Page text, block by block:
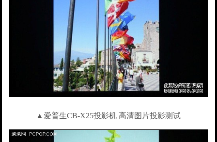
▲爱普生CB-X25投影机 高清图片投影测试